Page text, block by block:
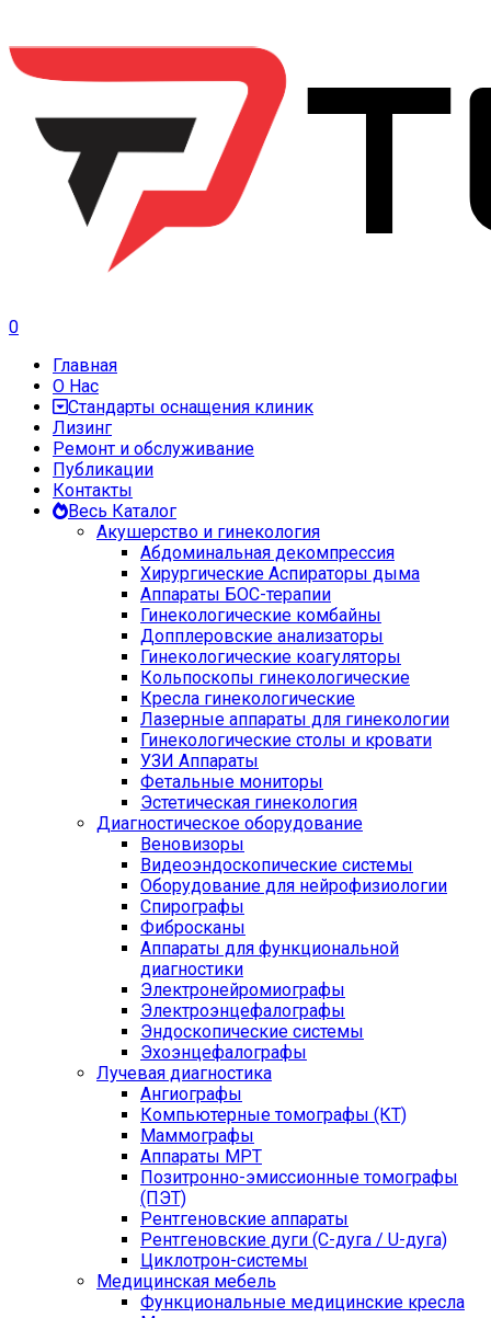
0
Главная
О Нас
Стандарты оснащения клиник
Лизинг
Ремонт и обслуживание
Публикации
Контакты
Весь Каталог
Акушерство и гинекология
Абдоминальная декомпрессия
Хирургические Аспираторы дыма
Аппараты БОС-терапии
Гинекологические комбайны
Допплеровские анализаторы
Гинекологические коагуляторы
Кольпоскопы гинекологические
Кресла гинекологические
Лазерные аппараты для гинекологии
Гинекологические столы и кровати
УЗИ Аппараты
Фетальные мониторы
Эстетическая гинекология
Диагностическое оборудование
Веновизоры
Видеоэндоскопические системы
Оборудование для нейрофизиологии
Спирографы
Фибросканы
Аппараты для функциональной
диагностики
Электронейромиографы
Электроэнцефалографы
Эндоскопические системы
Эхоэнцефалографы
Лучевая диагностика
Ангиографы
Компьютерные томографы (КТ)
Маммографы
Аппараты МРТ
Позитронно-эмиссионные томографы
(ПЭТ)
Рентгеновские аппараты
Рентгеновские дуги (С-дуга / U-дуга)
Циклотрон-системы
Медицинская мебель
Функциональные медицинские кресла